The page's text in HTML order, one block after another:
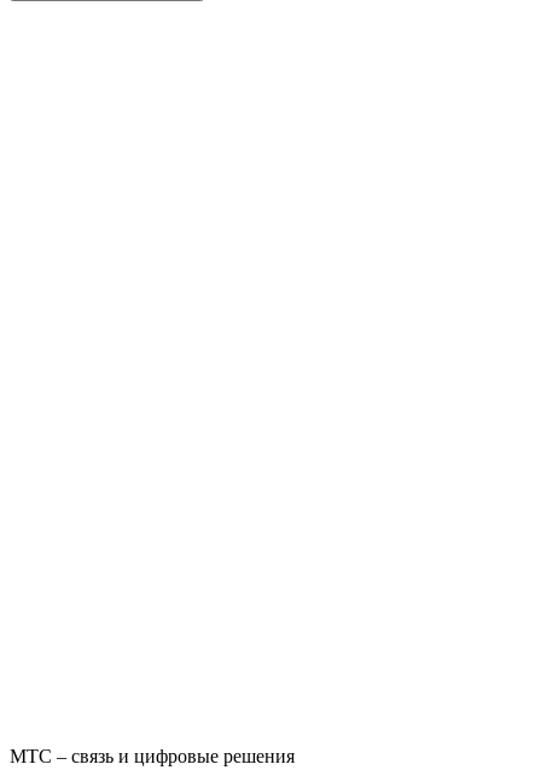
МТС – связь и цифровые решения